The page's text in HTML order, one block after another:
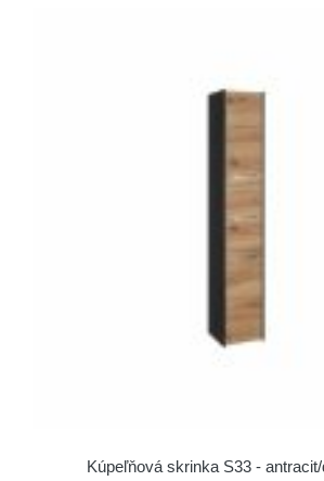
Kúpeľňová skrinka S33 -